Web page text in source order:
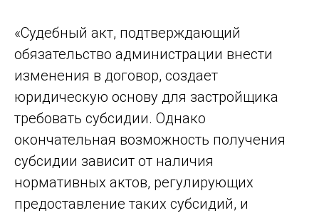
«Судебный акт, подтверждающий
обязательство администрации внести
изменения в договор, создает
юридическую основу для застройщика
требовать субсидии. Однако
окончательная возможность получения
субсидии зависит от наличия
нормативных актов, регулирующих
предоставление таких субсидий, и